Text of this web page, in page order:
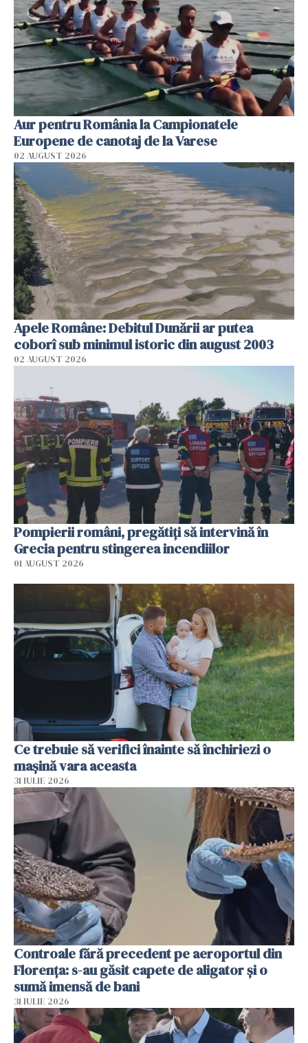
Aur pentru România la Campionatele
Europene de canotaj de la Varese
02 AUGUST 2026
Apele Române: Debitul Dunării ar putea
coborî sub minimul istoric din august 2003
02 AUGUST 2026
Pompierii români, pregătiţi să intervină în
Grecia pentru stingerea incendiilor
01 AUGUST 2026
Ce trebuie să verifici înainte să închiriezi o
mașină vara aceasta
31 IULIE 2026
Controale fără precedent pe aeroportul din
Florența: s-au găsit capete de aligator și o
sumă imensă de bani
31 IULIE 2026